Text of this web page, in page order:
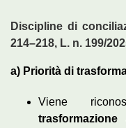
Discipline di
214–218, L. n. 199/
a) Priorità di
Viene